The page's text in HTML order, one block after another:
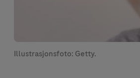
Illustrasjonsfoto: Getty.